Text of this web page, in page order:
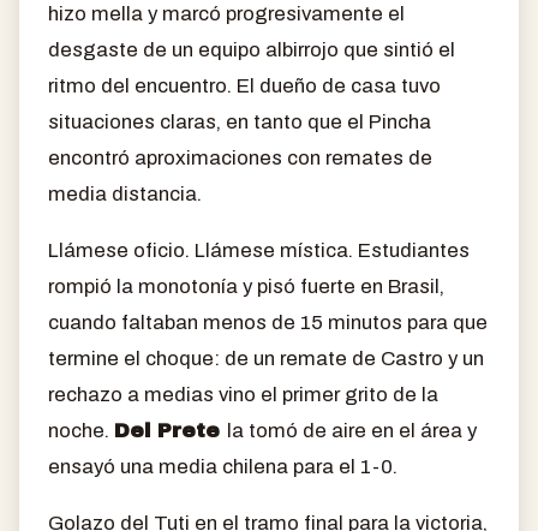
hizo mella y marcó progresivamente el
desgaste de un equipo albirrojo que sintió el
ritmo del encuentro. El dueño de casa tuvo
situaciones claras, en tanto que el Pincha
encontró aproximaciones con remates de
media distancia.
Llámese oficio. Llámese mística. Estudiantes
rompió la monotonía y pisó fuerte en Brasil,
cuando faltaban menos de 15 minutos para que
termine el choque: de un remate de Castro y un
rechazo a medias vino el primer grito de la
noche. Del Prete la tomó de aire en el área y
ensayó una media chilena para el 1-0.
Golazo del Tuti en el tramo final para la victoria,